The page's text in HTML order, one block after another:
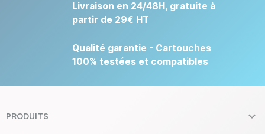
Livraison en 24/48H, gratuite à
partir de 29€ HT
Qualité garantie - Cartouches
100% testées et compatibles
PRODUITS 